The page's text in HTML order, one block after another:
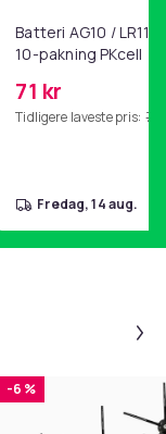
Batteri AG10 /
10-pakning PKcell
71 kr
Tidligere laveste pris: 76
fredag, 14 aug.
-6 %